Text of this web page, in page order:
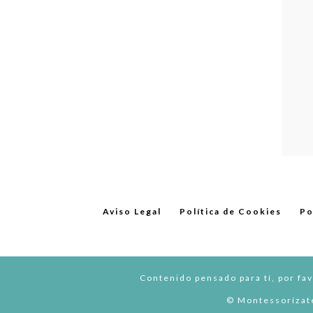
Aviso Legal Política de Cookies
Contenido pensado para tí, por
©